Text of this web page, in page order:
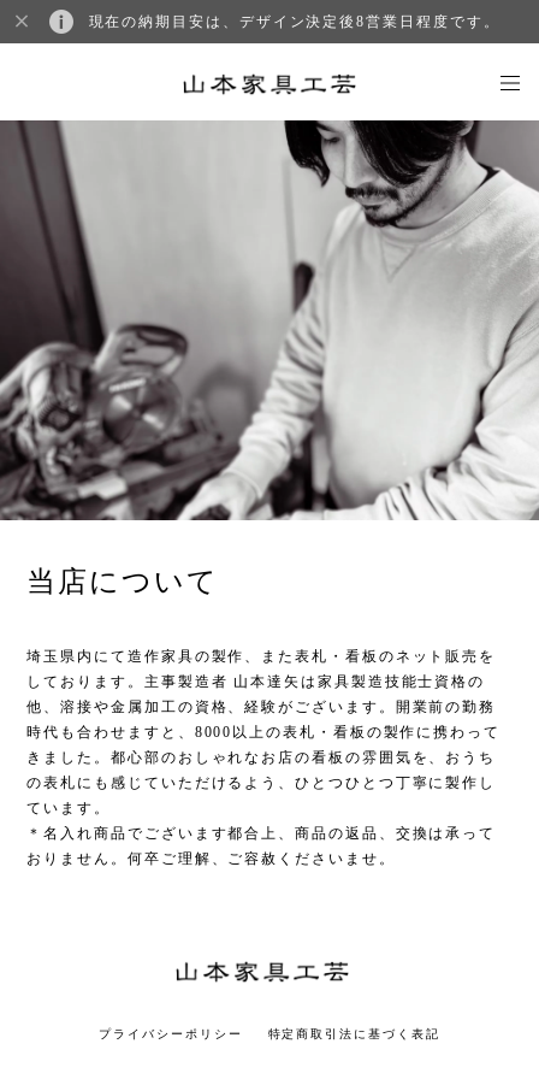
現在の納期目安は、デザイン決定後8営業日程度です。
当店について
埼玉県内にて造作家具の製作、また表札・看板のネット販売を
しております。主事製造者 山本達矢は家具製造技能士資格の
他、溶接や金属加工の資格、経験がございます。開業前の勤務
時代も合わせますと、8000以上の表札・看板の製作に携わって
きました。都心部のおしゃれなお店の看板の雰囲気を、おうち
の表札にも感じていただけるよう、ひとつひとつ丁寧に製作し
ています。
＊名入れ商品でございます都合上、商品の返品、交換は承って
おりません。何卒ご理解、ご容赦くださいませ。
プライバシーポリシー 特定商取引法に基づく表記